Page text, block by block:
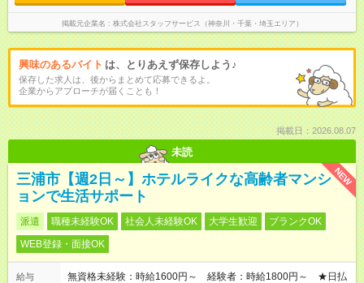
掲載元企業名 株式会社スタッフサービス（神奈川・千葉・埼玉エリア）
興味のあるバイト は、とりあえず保存しよう♪
保存した求人は、後からまとめて応募できるよ。
企業からアプローチが届くことも！
掲載日：2026.08.07
未読
NEW
三浦市【週2日～】ホテルライクな高齢者マンシ
ョンで生活サポート
派遣 職種未経験OK 社会人未経験OK 大学生歓迎
ブランクOK
WEB登録・面接OK
給与
無資格未経験：時給1600円～ 経験者：時給1800円～ ★日払